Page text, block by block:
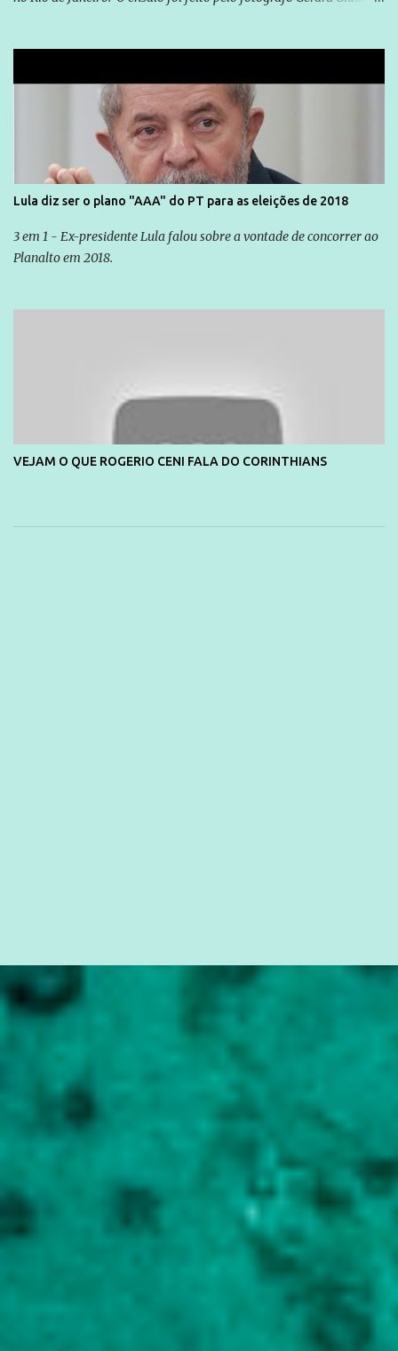
Lula diz ser o plano "AAA" do PT para as eleições de 2018
3 em 1 - Ex-presidente Lula falou sobre a vontade de concorrer ao
Planalto em 2018.
VEJAM O QUE ROGERIO CENI FALA DO CORINTHIANS